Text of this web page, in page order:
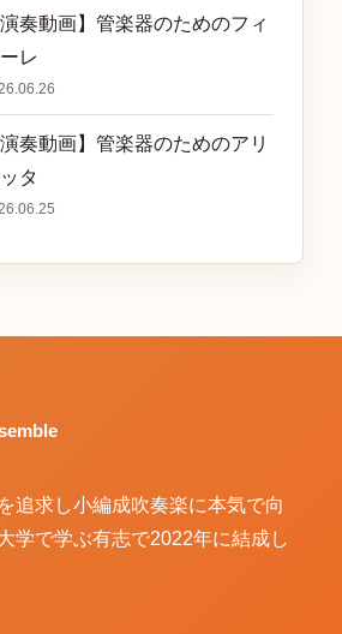
演奏動画】管楽器のためのフィ
レ
演奏動画】管楽器のためのアリ
タ
追求し小編成吹奏楽に本気で向
学で学ぶ有志で2022年に結成し